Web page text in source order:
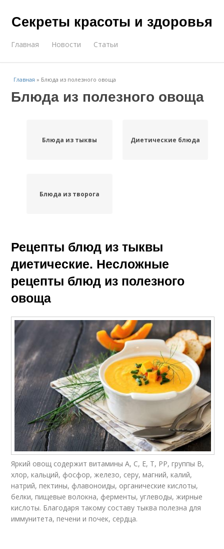
Секреты красоты и здоровья
Главная Новости Статьи
Главная » Блюда из полезного овоща
Блюда из полезного овоща
Блюда из тыквы Диетические блюда
Блюда из творога
Рецепты блюд из тыквы
диетические. Несложные
рецепты блюд из полезного
овоща
Яркий овощ содержит витамины А, С, Е, Т, РР, группы В,
хлор, кальций, фосфор, железо, серу, магний, калий,
натрий, пектины, флавоноиды, органические кислоты,
белки, пищевые волокна, ферменты, углеводы, жирные
кислоты. Благодаря такому составу тыква полезна для
иммунитета, печени и почек, сердца.